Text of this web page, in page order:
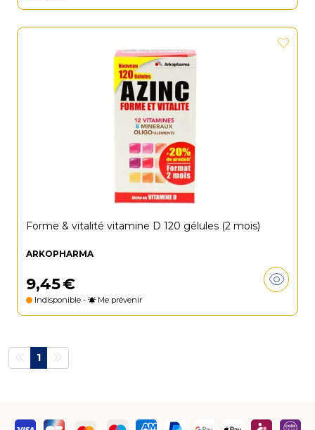
Forme & vitalité vitamine D 120 gélules (2 mois)
ARKOPHARMA
9,45€
Indisponible - Me prévenir
1